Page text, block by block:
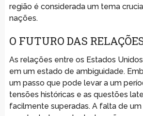
região é considerada um tema
nações.
O FUTURO DAS
As relações entre os Estados
em um estado de ambiguidade.
um passo que pode levar a um
tensões históricas e as questões
facilmente superadas. A falta de